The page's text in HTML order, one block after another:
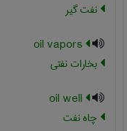
نفت گیر
بخارات نفتی
چاه نفت